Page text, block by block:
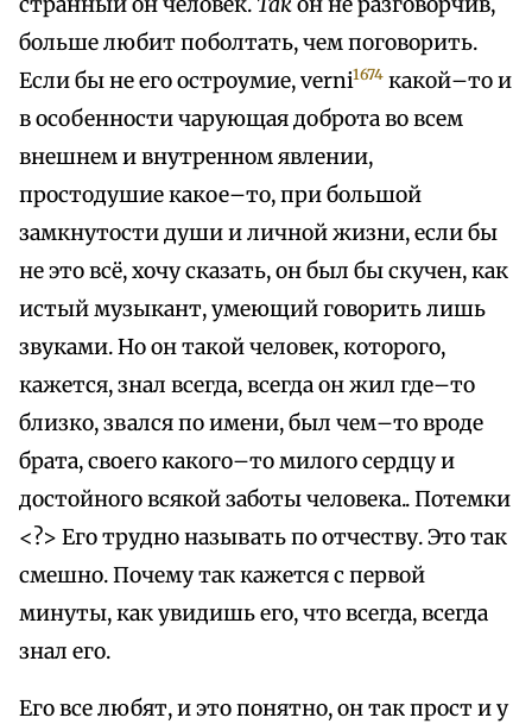
больше любит поболтать, чем поговорить.
Если бы не его остроумие, verni1674 какой–то и
в особенности чарующая доброта во всем
внешнем и внутренном явлении,
простодушие какое–то, при большой
замкнутости души и личной жизни, если бы
не это всё, хочу сказать, он был бы скучен, как
истый музыкант, умеющий говорить лишь
звуками. Но он такой человек, которого,
кажется, знал всегда, всегда он жил где–то
близко, звался по имени, был чем–то вроде
брата, своего какого–то милого сердцу и
достойного всякой заботы человека.. Потемки
<?> Его трудно называть по отчеству. Это так
смешно. Почему так кажется с первой
минуты, как увидишь его, что всегда, всегда
знал его.
Его все любят, и это понятно, он так прост и у